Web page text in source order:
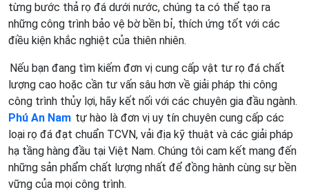
từng bước thả rọ đá dưới nước, chúng ta có thể tạo ra
những công trình bảo vệ bờ bền bỉ, thích ứng tốt với các
điều kiện khắc nghiệt của thiên nhiên.
Nếu bạn đang tìm kiếm đơn vị cung cấp vật tư rọ đá chất
lượng cao hoặc cần tư vấn sâu hơn về giải pháp thi công
công trình thủy lợi, hãy kết nối với các chuyên gia đầu ngành.
Phú An Nam tự hào là đơn vị uy tín chuyên cung cấp các
loại rọ đá đạt chuẩn TCVN, vải địa kỹ thuật và các giải pháp
hạ tầng hàng đầu tại Việt Nam. Chúng tôi cam kết mang đến
những sản phẩm chất lượng nhất để đồng hành cùng sự bền
vững của mọi công trình.